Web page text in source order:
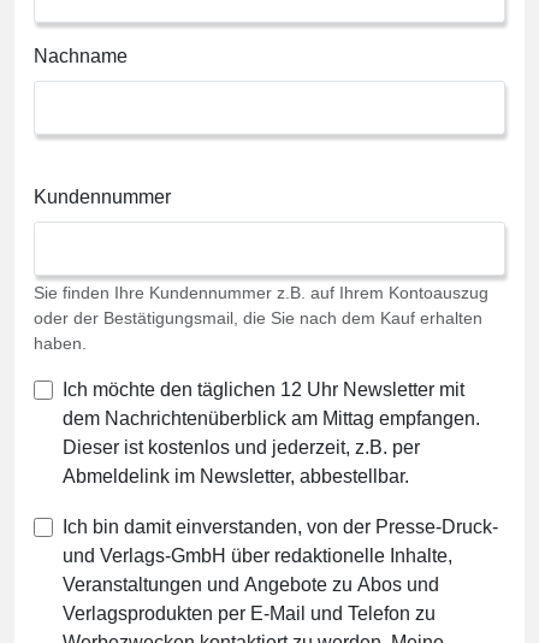
Nachname
Kundennummer
Sie finden Ihre Kundennummer z.B. auf Ihrem Kontoauszug
oder der Bestätigungsmail, die Sie nach dem Kauf erhalten
haben.
Ich möchte den täglichen 12 Uhr Newsletter mit
dem Nachrichtenüberblick am Mittag empfangen.
Dieser ist kostenlos und jederzeit, z.B. per
Abmeldelink im Newsletter, abbestellbar.
Ich bin damit einverstanden, von der Presse-Druck-
und Verlags-GmbH über redaktionelle Inhalte,
Veranstaltungen und Angebote zu Abos und
Verlagsprodukten per E-Mail und Telefon zu